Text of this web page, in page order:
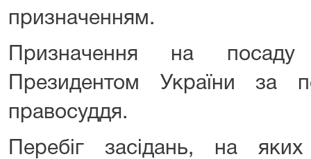
призначенням.
Призначення на посаду
Президентом України за
правосуддя.
Перебіг засідань, на